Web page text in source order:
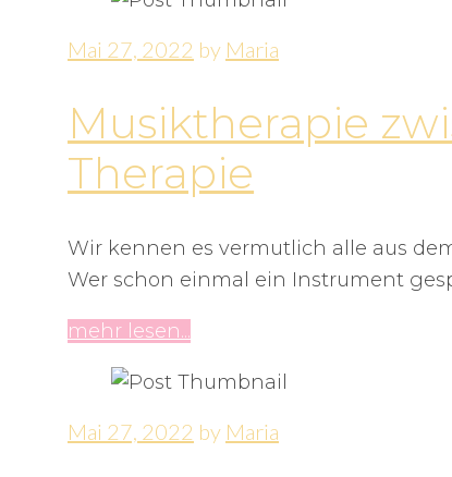
Mai 27, 2022 by Maria
Musiktherapie
Therapie
Wir kennen es vermutlich alle aus
Wer schon einmal ein Instrument
mehr lesen...
Mai 27, 2022 by Maria